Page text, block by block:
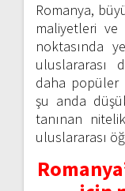
Romanya,
maliyetleri ve
noktasında
uluslararası
daha popüler
şu anda
tanınan
uluslararası